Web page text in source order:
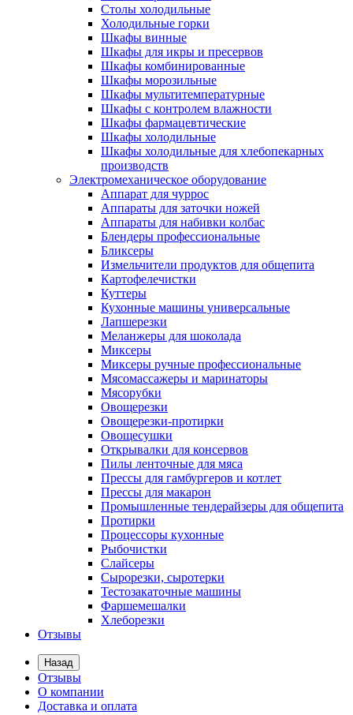
Столы холодильные
Холодильные горки
Шкафы винные
Шкафы для икры и пресервов
Шкафы комбинированные
Шкафы морозильные
Шкафы мультитемпературные
Шкафы с контролем влажности
Шкафы фармацевтические
Шкафы холодильные
Шкафы холодильные для хлебопекарных
производств
Электрoмеханическое оборудование
Аппарат для чуррос
Аппараты для заточки ножей
Аппараты для набивки колбас
Блендеры профессиональные
Бликсеры
Измельчители продуктов для общепита
Картофелечистки
Куттеры
Кухонные машины универсальные
Лапшерезки
Меланжеры для шоколада
Миксеры
Миксеры ручные профессиональные
Мясомассажеры и маринаторы
Мясорубки
Овощерезки
Овощерезки-протирки
Овощесушки
Открывалки для консервов
Пилы ленточные для мяса
Прессы для гамбургеров и котлет
Прессы для макарон
Промышленные тендерайзеры для общепита
Протирки
Процессоры кухонные
Рыбочистки
Слайсеры
Сырорезки, сыротерки
Тестозакаточные машины
Фаршемешалки
Хлеборезки
Отзывы
Назад
Отзывы
О компании
Доставка и оплата